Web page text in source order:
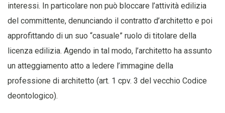
interessi. In particolare non può bloccare l’attività edilizia
del committente, denunciando il contratto d’architetto e poi
approfittando di un suo “casuale” ruolo di titolare della
licenza edilizia. Agendo in tal modo, l’architetto ha assunto
un atteggiamento atto a ledere l’immagine della
professione di architetto (art. 1 cpv. 3 del vecchio Codice
deontologico).